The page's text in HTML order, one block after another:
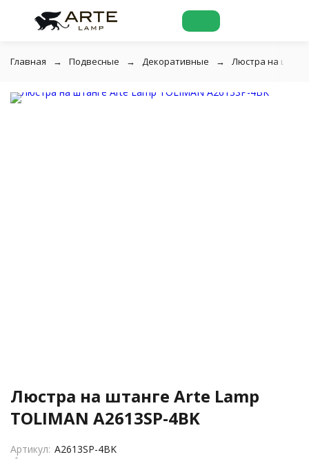
Главная Подвесные Декоративные Люстра на
Люстра на штанге Arte Lamp
TOLIMAN A2613SP-4BK
Артикул: A2613SP-4BK